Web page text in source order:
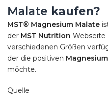
Malate kaufen?
MST® Magnesium Malate
der MST Nutrition Webseite
verschiedenen Größen
der die positiven
möchte.
Quelle